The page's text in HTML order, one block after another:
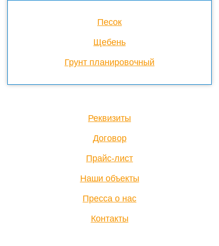
Песок
Щебень
Грунт планировочный
Реквизиты
Договор
Прайс-лист
Наши объекты
Пресса о нас
Контакты